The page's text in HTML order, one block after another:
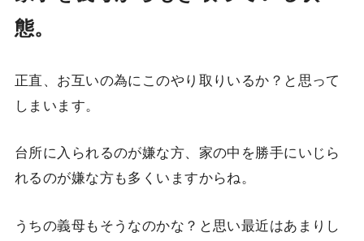
態。
正直、お互いの為にこのやり取りいるか？と思って
しまいます。
台所に入られるのが嫌な方、家の中を勝手にいじら
れるのが嫌な方も多くいますからね。
うちの義母もそうなのかな？と思い最近はあまりし